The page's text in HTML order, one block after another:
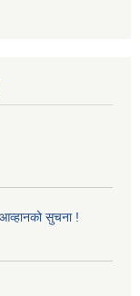
सुचना !